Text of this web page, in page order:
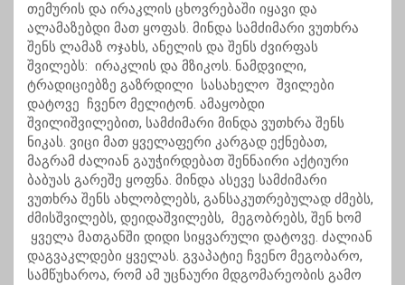
თემურის და ირაკლის ცხოვრებაში იყავი და
ალამაზებდი მათ ყოფას. მინდა სამძიმარი ვუთხრა
შენს ლამაზ ოჯახს, ანელის და შენს ძვირფას
შვილებს: ირაკლის და მზიკოს. ნამდვილი,
ტრადიციებზე გაზრდილი სასახელო შვილები
დატოვე ჩვენო მელიტონ. ამაყობდი
შვილიშვილებით, სამძიმარი მინდა ვუთხრა შენს
ნიკას. ვიცი მათ ყველაფერი კარგად ექნებათ,
მაგრამ ძალიან გაუჭირდებათ შენნაირი აქტიური
ბაბუას გარეშე ყოფნა. მინდა ასევე სამძიმარი
ვუთხრა შენს ახლობლებს, განსაკუთრებულად ძმებს,
ძმისშვილებს, დეიდაშვილებს, მეგობრებს, შენ ხომ
ყველა მათგანში დიდი სიყვარული დატოვე. ძალიან
დაგვაკლდები ყველას. გვაპატიე ჩვენო მეგობარო,
სამწუხაროა, რომ ამ უცნაური მდგომარეობის გამო